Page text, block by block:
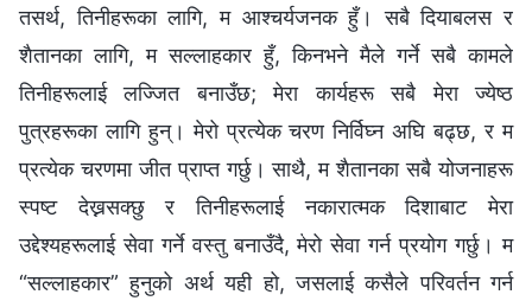
तसर्थ, तिनीहरूका लागि, म आश्‍चर्यजनक हुँ। सबै दियाबलस र
शैतानका लागि, म सल्लाहकार हुँ, किनभने मैले गर्ने सबै कामले
तिनीहरूलाई लज्जित बनाउँछ; मेरा कार्यहरू सबै मेरा ज्येष्ठ
पुत्रहरूका लागि हुन्। मेरो प्रत्येक चरण निर्विघ्न अघि बढ्छ, र म
प्रत्येक चरणमा जीत प्राप्त गर्छु। साथै, म शैतानका सबै योजनाहरू
स्पष्ट देख्नसक्छु र तिनीहरूलाई नकारात्मक दिशाबाट मेरा
उद्देश्यहरूलाई सेवा गर्ने वस्तु बनाउँदै, मेरो सेवा गर्न प्रयोग गर्छु। म
“सल्लाहकार” हुनुको अर्थ यही हो, जसलाई कसैले परिवर्तन गर्न